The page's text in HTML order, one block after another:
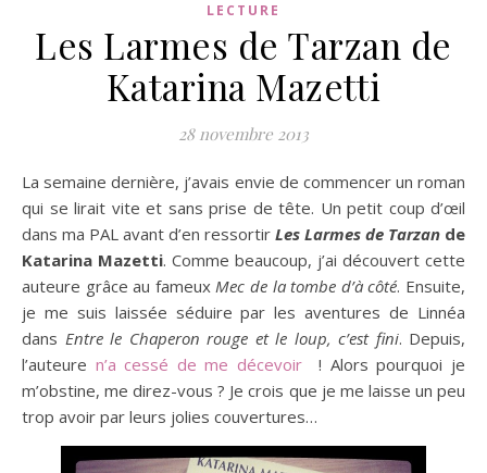
LECTURE
Les Larmes de Tarzan de
Katarina Mazetti
28 novembre 2013
La semaine dernière, j’avais envie de commencer un roman
qui se lirait vite et sans prise de tête. Un petit coup d’œil
dans ma PAL avant d’en ressortir Les Larmes de Tarzan de
Katarina Mazetti. Comme beaucoup, j’ai découvert cette
auteure grâce au fameuxMec de la tombe d’à côté. Ensuite,
je me suis laissée séduire par les aventures de Linnéa
dans Entre le Chaperon rouge et le loup, c’est fini. Depuis,
l’auteure n’a cessé de me décevoir ! Alors pourquoi je
m’obstine, me direz-vous ? Je crois que je me laisse un peu
trop avoir par leurs jolies couvertures…